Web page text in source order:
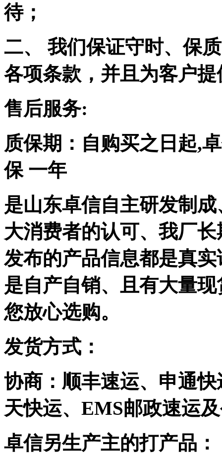
待；
二、 我们保证守时、保
各项条款，并且为客户
售后服务:
质保期：自购买之日起,
保 一年
是山东卓信自主研发制
大消费者的认可、我厂
发布的产品信息都是真
是自产自销、且有大量
您放心选购。
发货方式：
协商：顺丰速运、申通
天快运、EMS邮政速运
卓信另生产主的打产品：